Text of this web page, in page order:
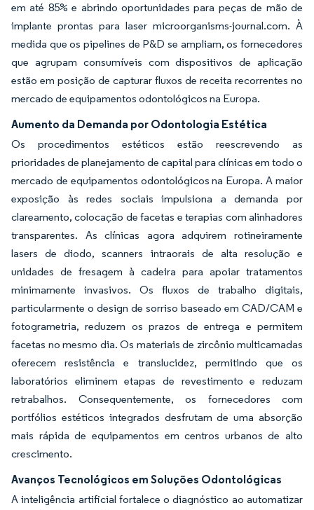
em até 85% e abrindo oportunidades para peças de mão de
implante prontas para laser microorganisms-journal.com. À
medida que os pipelines de P&D se ampliam, os fornecedores
que agrupam consumíveis com dispositivos de aplicação
estão em posição de capturar fluxos de receita recorrentes no
mercado de equipamentos odontológicos na Europa.
Aumento da Demanda por Odontologia Estética
Os procedimentos estéticos estão reescrevendo as
prioridades de planejamento de capital para clínicas em todo o
mercado de equipamentos odontológicos na Europa. A maior
exposição às redes sociais impulsiona a demanda por
clareamento, colocação de facetas e terapias com alinhadores
transparentes. As clínicas agora adquirem rotineiramente
lasers de diodo, scanners intraorais de alta resolução e
unidades de fresagem à cadeira para apoiar tratamentos
minimamente invasivos. Os fluxos de trabalho digitais,
particularmente o design de sorriso baseado em CAD/CAM e
fotogrametria, reduzem os prazos de entrega e permitem
facetas no mesmo dia. Os materiais de zircônio multicamadas
oferecem resistência e translucidez, permitindo que os
laboratórios eliminem etapas de revestimento e reduzam
retrabalhos. Consequentemente, os fornecedores com
portfólios estéticos integrados desfrutam de uma absorção
mais rápida de equipamentos em centros urbanos de alto
crescimento.
Avanços Tecnológicos em Soluções Odontológicas
A inteligência artificial fortalece o diagnóstico ao automatizar